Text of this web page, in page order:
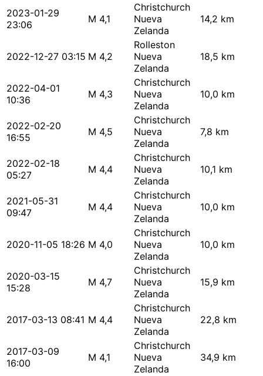
2023-01-29
23:06
M 4,1
Christchurch
Nueva
Zelanda
14,2 km
2022-12-27 03:15 M 4,2
Rolleston
Nueva
Zelanda
18,5 km
2022-04-01
10:36
M 4,3
Christchurch
Nueva
Zelanda
10,0 km
2022-02-20
16:55
M 4,5
Christchurch
Nueva
Zelanda
7,8 km
2022-02-18
05:27
M 4,4
Christchurch
Nueva
Zelanda
10,1 km
2021-05-31
09:47
M 4,4
Christchurch
Nueva
Zelanda
10,0 km
2020-11-05 18:26 M 4,0
Christchurch
Nueva
Zelanda
10,0 km
2020-03-15
15:28
M 4,7
Christchurch
Nueva
Zelanda
15,9 km
2017-03-13 08:41 M 4,4
Christchurch
Nueva
Zelanda
22,8 km
2017-03-09
16:00
M 4,1
Christchurch
Nueva
Zelanda
34,9 km